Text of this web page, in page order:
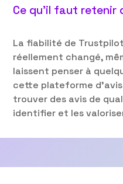
Ce qu’il faut
La fiabilité de
réellement changé,
laissent penser à
cette plateforme
trouver des avis de
identifier et les